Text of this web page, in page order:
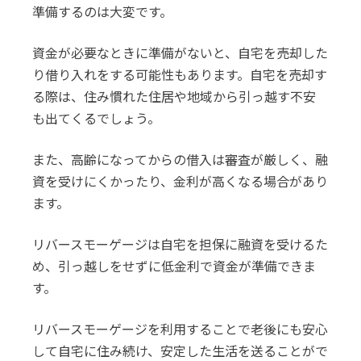
準備するのは大変です。
資金が必要なときに準備がないと、自宅を売却した
り借り入れをする可能性もあります。自宅を売却す
る際は、住み慣れた住居や地域から引っ越す不安
も出てくるでしょう。
また、高齢になってからの借入は審査が厳しく、融
資を受けにくかったり、金利が高くなる場合があり
ます。
リバースモーゲージは自宅を担保に融資を受けるた
め、引っ越しをせずに低金利で資金が準備できま
す。
リバースモーゲージを利用することで老後にも安心
して自宅に住み続け、安定した生活を送ることがで